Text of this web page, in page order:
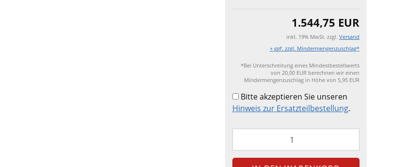
1.544,75 EUR
inkl. 19% MwSt. zzgl. Versand
+ ggf. zzgl. Mindermengenzuschlag*
*Bei Unterschreitung eines Mindestbestellwerts
von 20,00 EUR berechnen wir einen
Mindermengenzuschlag in Höhe von 5,95 EUR
Bitte akzeptieren Sie unseren
Hinweis zur Ersatzteilbestellung.